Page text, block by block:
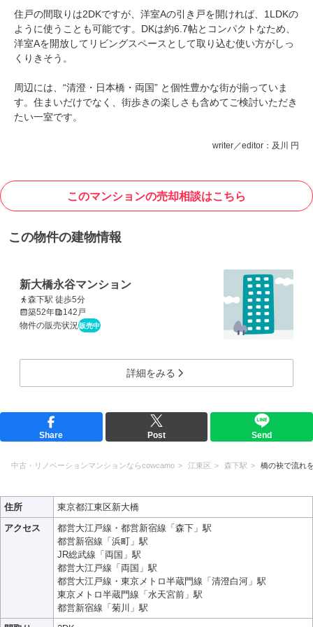
住戸の間取りは2DKですが、洋室Aの引き戸を開ければ、1LDKの
ように使うことも可能です。DKは約6.7帖とコンパクトなため、
洋室Aを開放してリビングスペースとして取り込む使い方がしっ
くりきそう。
周辺には、“清澄・日本橋・両国” と個性豊かな街が揃っていま
す。住まいだけでなく、街歩きの楽しさも含めてご検討いただき
たい一室です。
writer／editor：及川 円
このマンションの売却相談はこちら
この物件の建物情報
新大橋永谷マンション
森下駅 徒歩5分
築52年
142戸
物件の販売状況販売中
詳細をみる
Share Post Send
中古・リノベーションマンションならcowcamo 江東区 森下駅 橋の袂で流れ
住所
東京都江東区新大橋
アクセス
都営大江戸線・都営新宿線「森下」駅
都営新宿線「浜町」駅
JR総武線「両国」駅
都営大江戸線「両国」駅
都営大江戸線・東京メトロ半蔵門線「清澄白河」駅
東京メトロ半蔵門線「水天宮前」駅
都営新宿線「菊川」駅